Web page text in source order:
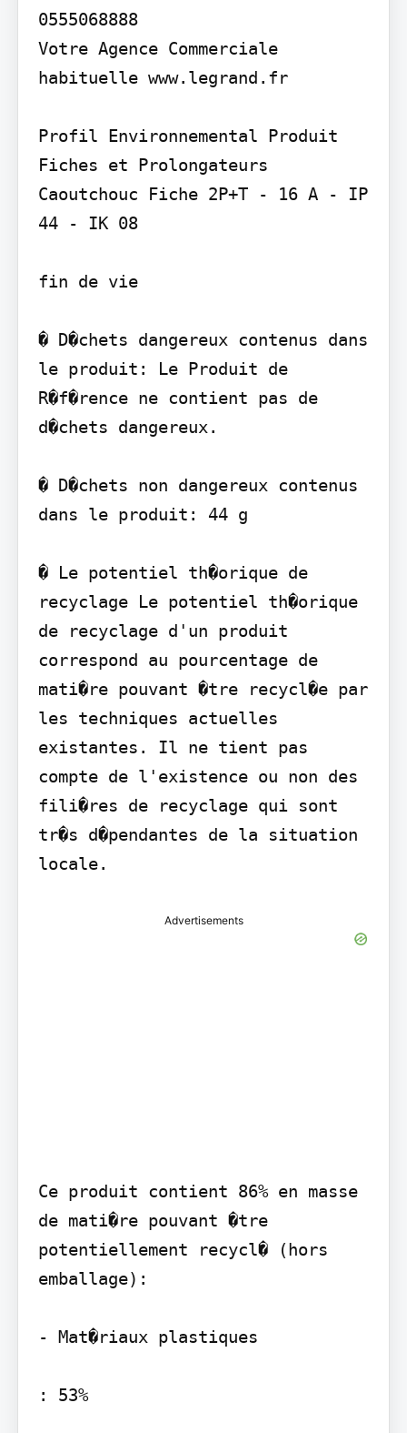
0555068888
Votre Agence Commerciale
habituelle www.legrand.fr
Profil Environnemental Produit
Fiches et Prolongateurs
Caoutchouc Fiche 2P+T - 16 A - IP
44 - IK 08
fin de vie
� D�chets dangereux contenus dans
le produit: Le Produit de
R�f�rence ne contient pas de
d�chets dangereux.
� D�chets non dangereux contenus
dans le produit: 44 g
� Le potentiel th�orique de
recyclage Le potentiel th�orique
de recyclage d'un produit
correspond au pourcentage de
mati�re pouvant �tre recycl�e par
les techniques actuelles
existantes. Il ne tient pas
compte de l'existence ou non des
fili�res de recyclage qui sont
tr�s d�pendantes de la situation
Advertisements
Ce produit contient 86% en masse
de mati�re pouvant �tre
potentiellement recycl� (hors
emballage):
- Mat�riaux plastiques
: 53%